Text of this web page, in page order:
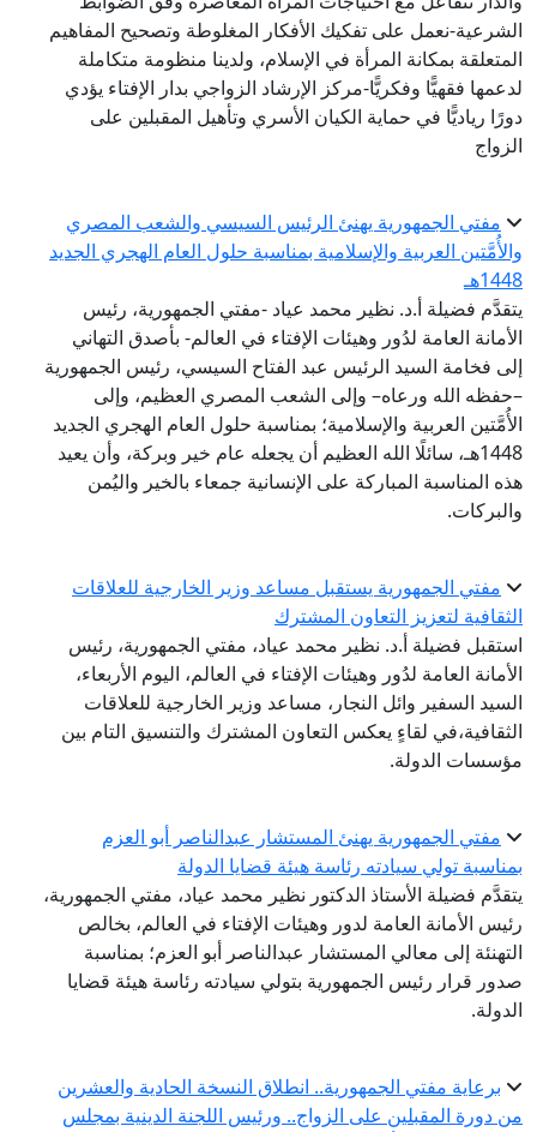
الشرعية-نعمل على تفكيك الأفكار المغلوطة وتصحيح المفاهيم
المتعلقة بمكانة المرأة في الإسلام، ولدينا منظومة متكاملة
لدعمها فقهيًّا وفكريًّا-مركز الإرشاد الزواجي بدار الإفتاء يؤدي
دورًا رياديًّا في حماية الكيان الأسري وتأهيل المقبلين على
الزواج
مفتي الجمهورية يهنئ الرئيس السيسي والشعب المصري
والأُمَّتين العربية والإسلامية بمناسبة حلول العام الهجري الجديد
1448هـ
يتقدَّم فضيلة أ.د. نظير محمد عياد -مفتي الجمهورية، رئيس
الأمانة العامة لدُور وهيئات الإفتاء في العالم- بأصدق التهاني
إلى فخامة السيد الرئيس عبد الفتاح السيسي، رئيس الجمهورية
–حفظه الله ورعاه– وإلى الشعب المصري العظيم، وإلى
الأُمَّتين العربية والإسلامية؛ بمناسبة حلول العام الهجري الجديد
1448هـ، سائلًا الله العظيم أن يجعله عام خير وبركة، وأن يعيد
هذه المناسبة المباركة على الإنسانية جمعاء بالخير واليُمن
والبركات.
مفتي الجمهورية يستقبل مساعد وزير الخارجية للعلاقات
الثقافية لتعزيز التعاون المشترك
استقبل فضيلة أ.د. نظير محمد عياد، مفتي الجمهورية، رئيس
الأمانة العامة لدُور وهيئات الإفتاء في العالم، اليوم الأربعاء،
السيد السفير وائل النجار، مساعد وزير الخارجية للعلاقات
الثقافية،في لقاءٍ يعكس التعاون المشترك والتنسيق التام بين
مؤسسات الدولة.
مفتي الجمهورية يهنئ المستشار عبدالناصر أبو العزم
بمناسبة تولي سيادته رئاسة هيئة قضايا الدولة
يتقدَّم فضيلة الأستاذ الدكتور نظير محمد عياد، مفتي الجمهورية،
رئيس الأمانة العامة لدور وهيئات الإفتاء في العالم، بخالص
التهنئة إلى معالي المستشار عبدالناصر أبو العزم؛ بمناسبة
صدور قرار رئيس الجمهورية بتولي سيادته رئاسة هيئة قضايا
الدولة.
برعاية مفتي الجمهورية.. انطلاق النسخة الحادية والعشرين
من دورة المقبلين على الزواج.. ورئيس اللجنة الدينية بمجلس